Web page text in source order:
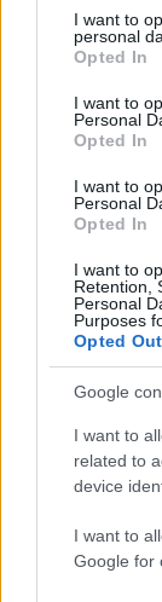
not limited to
grant or deny
use your data
consent section.
I want to
personal
Opted In
I want to
Personal
Opted In
I want to
Personal
Opted In
I want to
Retention,
Personal
Purposes
Opted Out
Google
I want to
related to
device
I want to
Google for
KISZÁRADT